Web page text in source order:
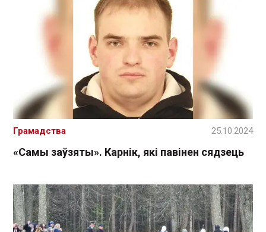
«Самы заўзяты». Карнік, які павінен сядзець
Грамадства 25.10.2024